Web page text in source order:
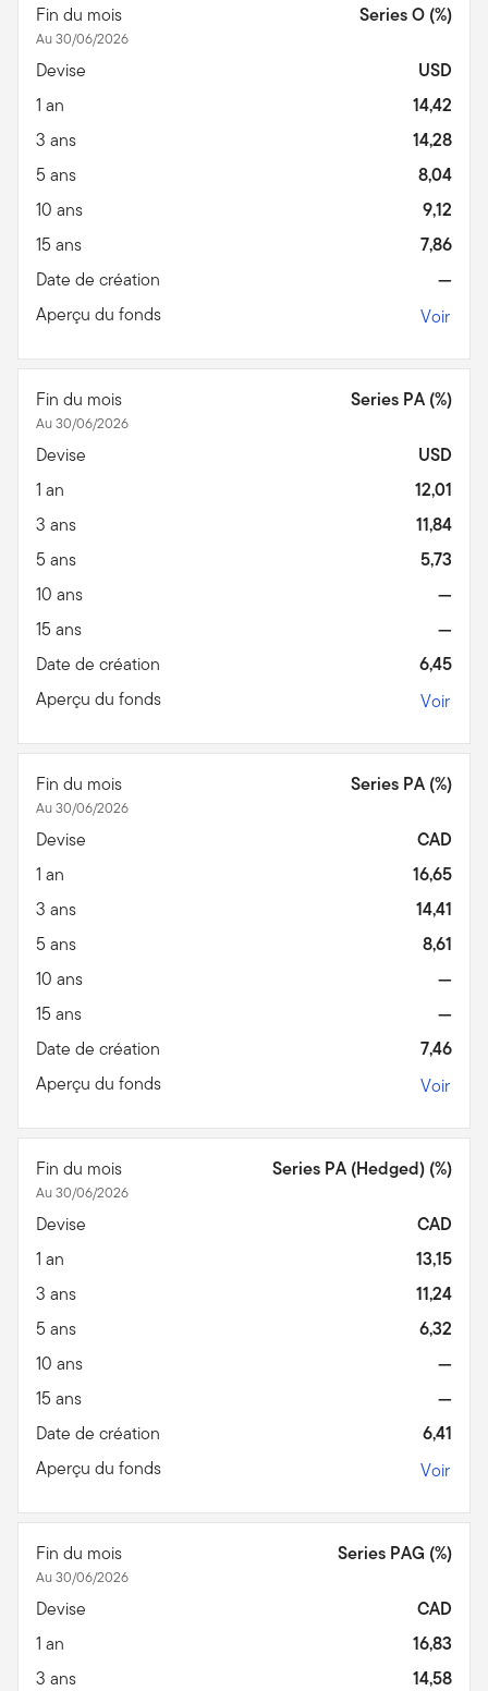
Fin du mois
Au 30/06/2026
Series O (%)
Devise
USD
1 an
14,42
3 ans
14,28
5 ans
8,04
10 ans
9,12
15 ans
7,86
Date de création
—
Aperçu du fonds
Voir
Fin du mois
Au 30/06/2026
Series PA (%)
Devise
USD
1 an
12,01
3 ans
11,84
5 ans
5,73
10 ans
—
15 ans
—
Date de création
6,45
Aperçu du fonds
Voir
Fin du mois
Au 30/06/2026
Series PA (%)
Devise
CAD
1 an
16,65
3 ans
14,41
5 ans
8,61
10 ans
—
15 ans
—
Date de création
7,46
Aperçu du fonds
Voir
Fin du mois
Au 30/06/2026
Series PA (Hedged) (%)
Devise
CAD
1 an
13,15
3 ans
11,24
5 ans
6,32
10 ans
—
15 ans
—
Date de création
6,41
Aperçu du fonds
Voir
Fin du mois
Au 30/06/2026
Series PAG (%)
Devise
CAD
1 an
16,83
3 ans
14,58